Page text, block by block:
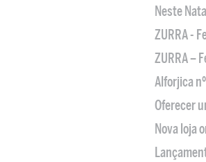
Neste
ZURRA -
ZURRA –
Alforjica
Oferecer
Nova loja